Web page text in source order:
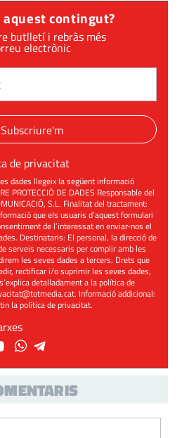
contingut?
butlletí i rebràs més
electrònic
Subscriure'm
de privacitat
dades llegeix la següent informació
PROTECCIÓ DE DADES Responsable del
S.L. Finalitat del tractament:
que els usuaris d’aquest formulari
de l’interessat en enviar-nos el
Destinataris: El personal, la direcció de
serveis necessaris per complir amb les
les seves dades a tercers. Drets que
rectificar i/o suprimir les seves dades,
detalladament a la política de
. Informació addicional:
lapolítica de privacitat.